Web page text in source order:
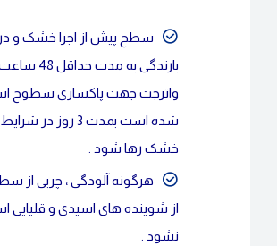
سطح پیش از اجرا خشک و
بارندگی به
واترجت جهت پاکسازی سطوح
شده است بمدت 3 روز
خشک رها شود .
هرگونه آلودگی ، چربی از
از شوینده های اسیدی و قلیایی
نشود .